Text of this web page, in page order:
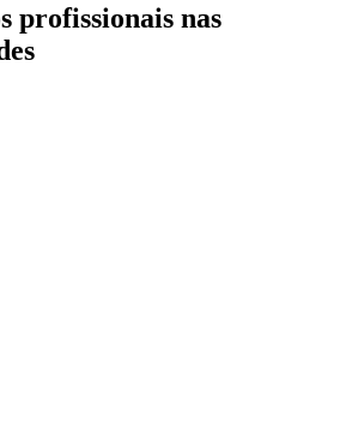
profissionais nas